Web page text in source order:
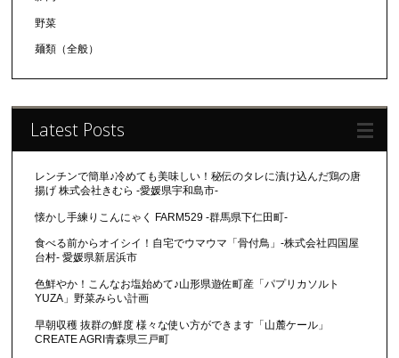
野菜
麺類（全般）
Latest Posts
レンチンで簡単♪冷めても美味しい！秘伝のタレに漬け込んだ鶏の唐
揚げ 株式会社きむら -愛媛県宇和島市-
懐かし手練りこんにゃく FARM529 -群馬県下仁田町-
食べる前からオイシイ！自宅でウマウマ「骨付鳥」-株式会社四国屋
台村- 愛媛県新居浜市
色鮮やか！こんなお塩始めて♪山形県遊佐町産「パプリカソルト
YUZA」野菜みらい計画
早朝収穫 抜群の鮮度 様々な使い方ができます「山麓ケール」
CREATE AGRI青森県三戸町